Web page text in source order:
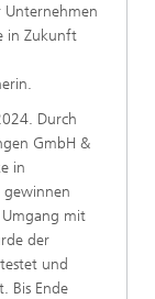
Unternehmen
in Zukunft
Durch
GmbH &
in
gewinnen
mit
der
und
Bis Ende